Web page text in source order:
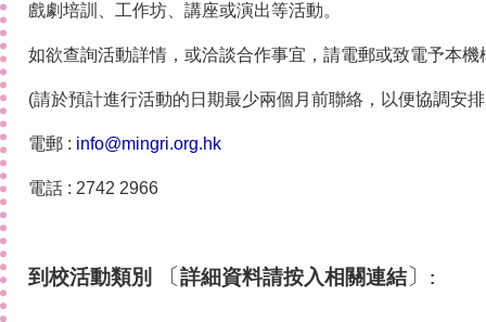
戲劇培訓、工作坊
講座或演出等活動。
如欲查詢活動詳情，或洽談合作事宜，請電郵或致電予本機
(請於預計進行活動的日期最少兩個月前聯絡，以便協調安
電郵 : info@mingri.org.hk
電話 : 2742 2966
到校活動類別 〔詳細資料請按入相關連結〕 :